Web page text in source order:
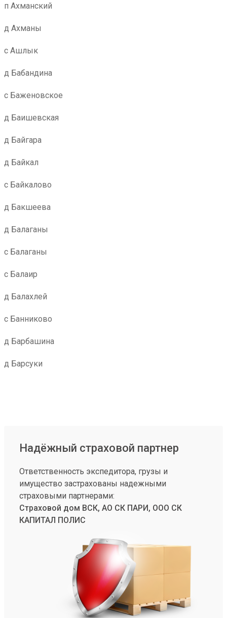
п Ахманский
д Ахманы
с Ашлык
д Бабандина
с Баженовское
д Баишевская
д Байгара
д Байкал
с Байкалово
д Бакшеева
д Балаганы
с Балаганы
с Балаир
д Балахлей
с Банниково
д Барбашина
д Барсуки
Надёжный страховой партнер
Ответственность экспедитора, грузы и
имущество застрахованы надежными
страховыми партнерами:
Страховой дом ВСК, АО СК ПАРИ, ООО СК
КАПИТАЛ ПОЛИС